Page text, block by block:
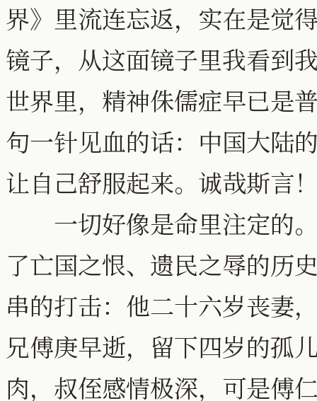
界》里流连忘返，实在是觉
镜子，从这面镜子里我看到
世界里，精神侏儒症早已是
句一针见血的话：中国大陆
让自己舒服起来。诚哉斯言
一切好像是命里注定的。
了亡国之恨、遗民之辱的历
串的打击：他二十六岁丧妻
兄傅庚早逝，留下四岁的孤
肉，叔侄感情极深，可是傅